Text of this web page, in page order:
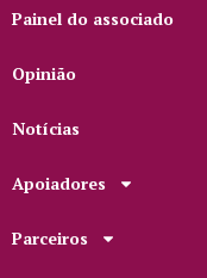
Painel do associado
Opinião
Notícias
Apoiadores
Parceiros